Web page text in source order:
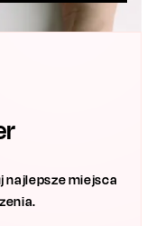
najlepsze miejsca